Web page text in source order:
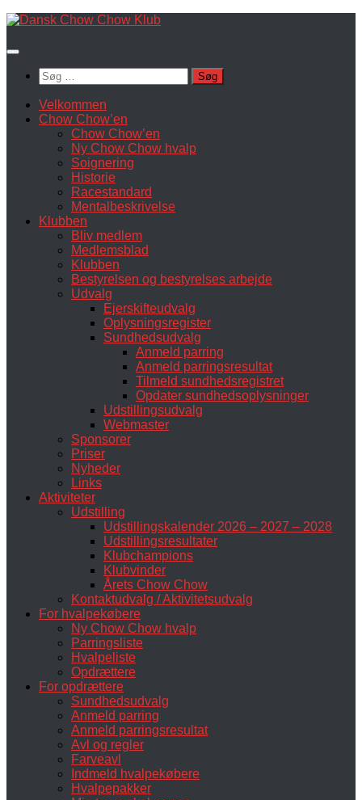
Skip
content
Søg
efter:
Velkommen
Chow Chow’en
Chow Chow’en
Ny Chow Chow hvalp
Soignering
Historie
Racestandard
Mentalbeskrivelse
Klubben
Bliv medlem
Medlemsblad
Klubben
Bestyrelsen og bestyrelses arbejde
Udvalg
Ejerskifteudvalg
Oplysningsregister
Sundhedsudvalg
Anmeld parring
Anmeld parringsresultat
Tilmeld sundhedsregistret
Opdater sundhedsoplysninger
Udstillingsudvalg
Webmaster
Sponsorer
Priser
Nyheder
Links
Aktiviteter
Udstilling
Udstillingskalender 2026 – 2027 – 2028
Udstillingsresultater
Klubchampions
Klubvinder
Årets Chow Chow
Kontaktudvalg / Aktivitetsudvalg
For hvalpekøbere
Ny Chow Chow hvalp
Parringsliste
Hvalpeliste
Opdrættere
For opdrættere
Sundhedsudvalg
Anmeld parring
Anmeld parringsresultat
Avl og regler
Farveavl
Indmeld hvalpekøbere
Hvalpepakker